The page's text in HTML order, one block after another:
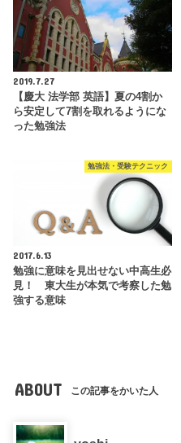
2019.7.27
【慶大 法学部 英語】夏の4割か
ら安定して7割を取れるようにな
った勉強法
勉強法・受験テクニック
2017.6.13
勉強に意味を見出せない中高生必
見！ 東大生が本気で考察した勉
強する意味
ABOUT この記事をかいた人